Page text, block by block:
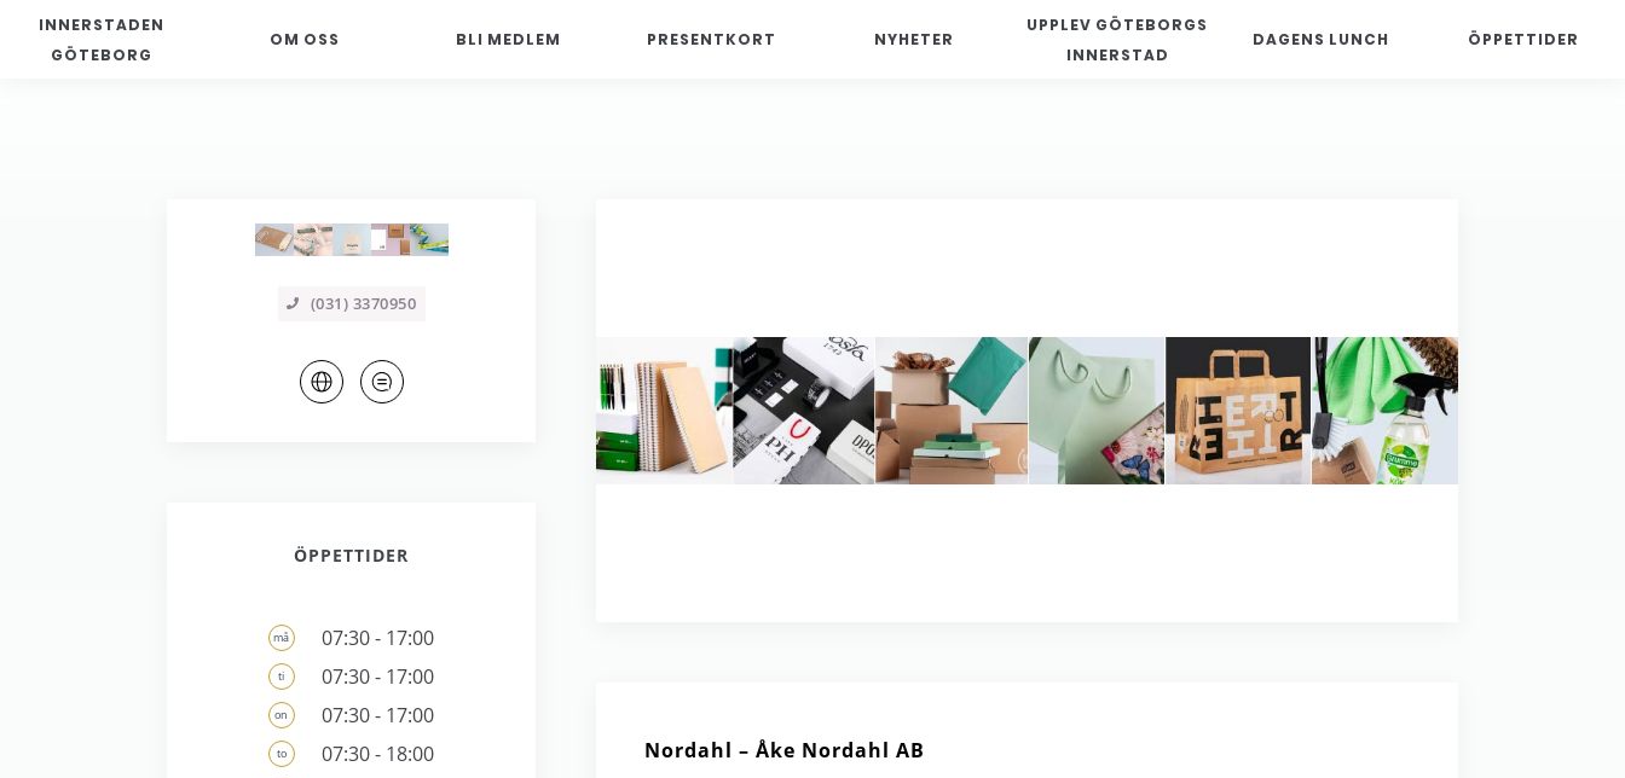
INNERSTADEN
GÖTEBORG
OM OSS BLI MEDLEM PRESENTKORT NYHETER
UPPLEV GÖTEBORGS
INNERSTAD
DAGENS LUNCH ÖPPETTIDER
(031) 3370950
ÖPPETTIDER
må 07:30 - 17:00
ti 07:30 - 17:00
on 07:30 - 17:00
to 07:30 - 18:00 Nordahl – Åke Nordahl AB